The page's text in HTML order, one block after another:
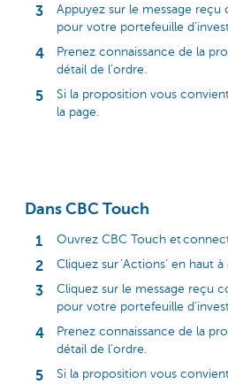
Appuyez sur le message
pour votre portefeuille
Prenez connaissance de la
détail de l’ordre.
Si la proposition vous
la page.
Dans CBC Touch
Ouvrez CBC Touch et
Cliquez sur ’Actions’ en haut
Cliquez sur le message reçu
pour votre portefeuille
Prenez connaissance de la
détail de l’ordre.
Si la proposition vous